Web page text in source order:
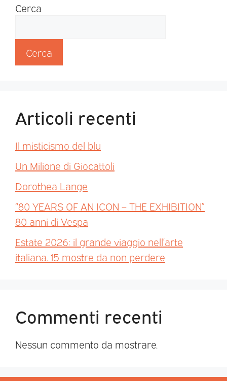
Cerca
Cerca
Articoli recenti
Il misticismo del blu
Un Milione di Giocattoli
Dorothea Lange
“80 YEARS OF AN ICON – THE EXHIBITION”
80 anni di Vespa
Estate 2026: il grande viaggio nell’arte
italiana. 15 mostre da non perdere
Commenti recenti
Nessun commento da mostrare.